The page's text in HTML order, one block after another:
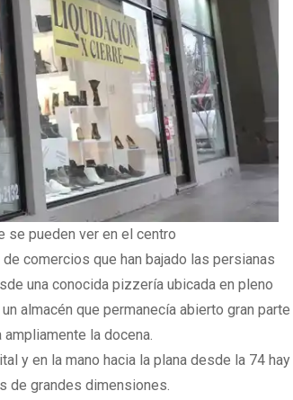
se pueden ver en el centro
comercios que han bajado las persianas
una conocida pizzería ubicada en pleno
almacén que permanecía abierto gran parte
la docena.
y en la mano hacia la plana desde la 74 hay
de grandes dimensiones.